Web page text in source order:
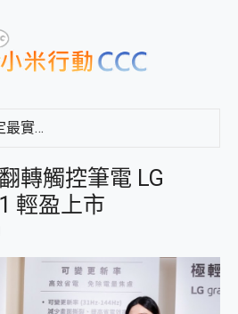
出門在外網路穩定最實在 「台灣大哥大」榮獲 4G/5G 在線率全球 NO.3 全台第一與全台六冠王實測心得，走到哪順到哪！
CP 值天花板~ Bongcom BS5 足球君開箱~ 短焦投影機 3千元就能擁有！ 折扣碼在這～
專為 PC上的 XBOX和掌機設計的 FireCuda X1070 SSD 固態硬碟開箱 評測
台灣製攝影機在這裡，100%全無線設計 SpotCam Solo Eco 太陽能防水雲端攝影機 SpotCam Solo 3 2.5K高畫質戶外攝影機 開箱 評測
防窺黑科技 Galaxy S26 Ultra系列保護貼怎麼選？imos AR 低反光玻璃、藍寶石鏡頭貼與軍規防摔殼完整開箱評價
超驚艷 讓人一眼就愛上 LENOVO 聯想 Yoga Book 9 14吋 AI輕薄筆電 開箱 評測
轉觸控筆電 LG
輕盈上市